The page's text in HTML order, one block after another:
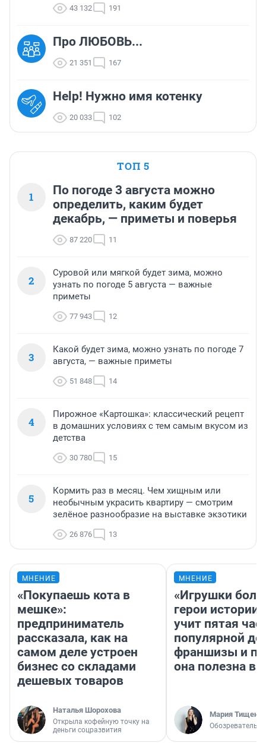
43 132 191
Про ЛЮБОВЬ...
21 351 167
Help! Нужно имя котенку
20 033 102
ТОП 5
1
По погоде 3 августа можно
определить, каким будет
декабрь, — приметы и поверья
87 220 11
2
Суровой или мягкой будет зима, можно
узнать по погоде 5 августа — важные
приметы
77 943 12
3
Какой будет зима, можно узнать по погоде 7
августа, — важные приметы
51 848 14
4
Пирожное «Картошка»: классический рецепт
в домашних условиях с тем самым вкусом из
детства
30 780 15
5
Кормить раз в месяц. Чем хищным или
необычным украсить квартиру — смотрим
зелёное разнообразие на выставке экзотики
26 876 13
МНЕНИЕ
«Покупаешь кота в
мешке»:
предприниматель
рассказала, как на
самом деле устроен
бизнес со складами
дешевых товаров
Наталья Шорохова
Открыла кофейную точку на
деньги соцразвития
МНЕНИЕ
«Игрушки
герои
учит пятая
популярной
франшизы и
она полезна
Мария Тищенко
Обозреватель